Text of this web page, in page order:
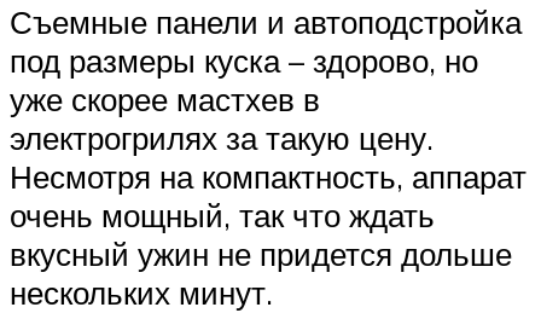
Съемные панели и автоподстройка
под размеры куска – здорово, но
уже скорее мастхев в
электрогрилях за такую цену.
Несмотря на компактность, аппарат
очень мощный, так что ждать
вкусный ужин не придется дольше
нескольких минут.